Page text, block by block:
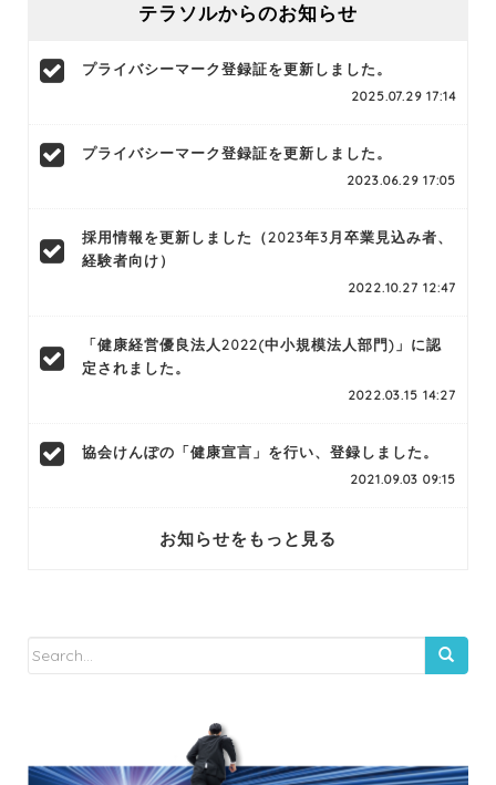
テラソルからのお知らせ
プライバシーマーク登録証を更新しました。
2025.07.29 17:14
プライバシーマーク登録証を更新しました。
2023.06.29 17:05
採用情報を更新しました（2023年3月卒業見込み者、
経験者向け）
2022.10.27 12:47
「健康経営優良法人2022(中小規模法人部門)」に認
定されました。
2022.03.15 14:27
協会けんぽの「健康宣言」を行い、登録しました。
2021.09.03 09:15
お知らせをもっと見る